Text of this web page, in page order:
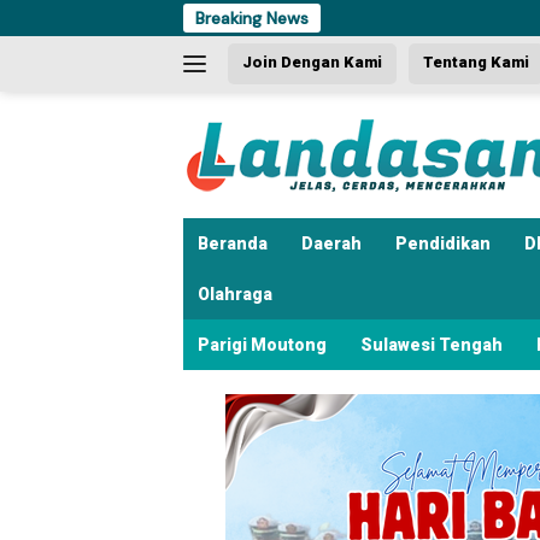
ke
Breaking News
Join Dengan Kami Tentang Kami
Beranda Daerah Pendidikan
Olahraga
Parigi Moutong Sulawesi Tengah